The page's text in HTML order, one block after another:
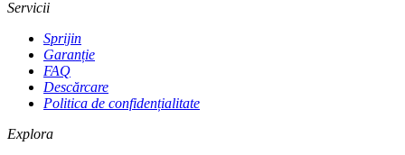
Servicii
Sprijin
Garanție
FAQ
Descărcare
Politica de confidențialitate
Explora